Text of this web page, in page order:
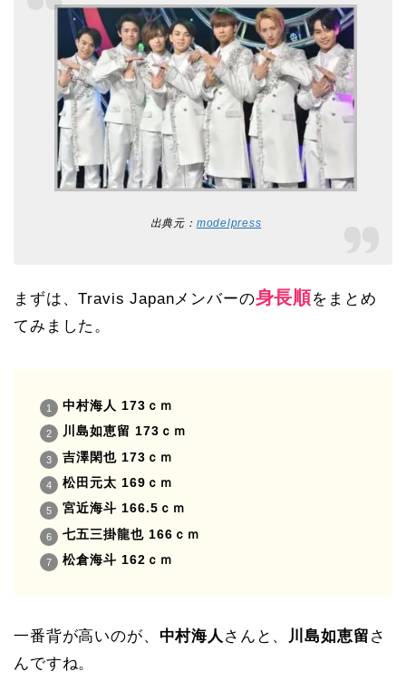
出典元： modelpress
まずは、Travis Japanメンバーの身長順をまとめ
てみました。
中村海人 173ｃｍ
川島如恵留 173ｃｍ
吉澤閑也 173ｃｍ
松田元太 169ｃｍ
宮近海斗 166.5ｃｍ
七五三掛龍也 166ｃｍ
松倉海斗 162ｃｍ
一番背が高いのが、 中村海人 さんと、 川島如恵留 さ
んですね。